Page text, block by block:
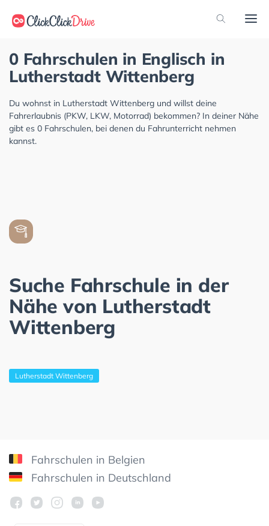
0 Fahrschulen in Englisch in
Lutherstadt Wittenberg
Du wohnst in Lutherstadt Wittenberg und willst deine
Fahrerlaubnis (PKW, LKW, Motorrad) bekommen? In deiner Nähe
gibt es 0 Fahrschulen, bei denen du Fahrunterricht nehmen
kannst.
Suche Fahrschule in der
Nähe von Lutherstadt
Wittenberg
Lutherstadt Wittenberg
Fahrschulen in Belgien
Fahrschulen in Deutschland